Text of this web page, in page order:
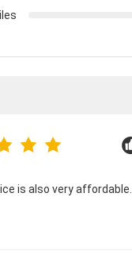
is also very